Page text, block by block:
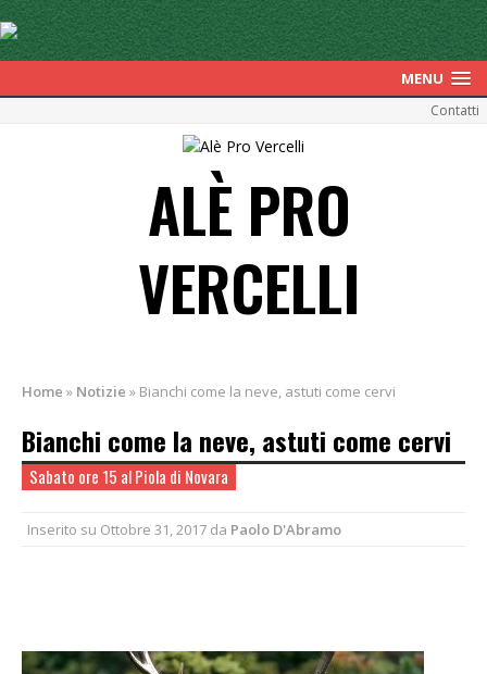
MENU
Contatti
ALÈ PRO
VERCELLI
Home » Notizie » Bianchi come la neve, astuti come cervi
Bianchi come la neve, astuti come cervi
Sabato ore 15 al Piola di Novara
Inserito su Ottobre 31, 2017 da Paolo D'Abramo